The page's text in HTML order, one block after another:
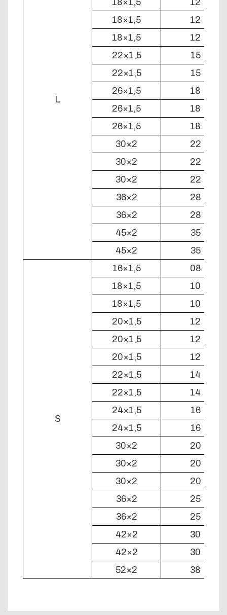
L
18×1,5
12
18×1,5
12
22×1,5
15
22×1,5
15
26×1,5
18
26×1,5
18
26×1,5
18
30×2
22
30×2
22
30×2
22
36×2
28
36×2
28
45×2
35
45×2
35
S
16×1,5
08
18×1,5
10
18×1,5
10
20×1,5
12
20×1,5
12
20×1,5
12
22×1,5
14
22×1,5
14
24×1,5
16
24×1,5
16
30×2
20
30×2
20
30×2
20
36×2
25
36×2
25
42×2
30
42×2
30
52×2
38